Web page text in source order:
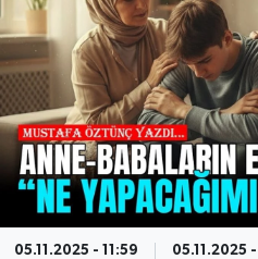
05.11.2025 - 11:59 05.11.2025 -
RESMİ İLANLAR